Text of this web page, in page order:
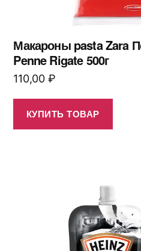
Макароны pasta Zara
Penne Rigate 500г
110,00 ₽
КУПИТЬ ТОВАР